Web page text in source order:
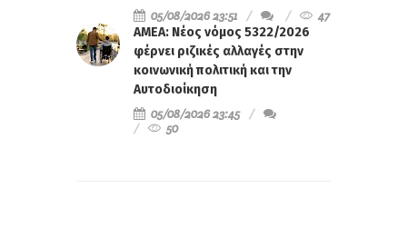
05/08/2026 23:51
47
ΑΜΕΑ: Νέος νόμος 5322/2026
φέρνει ριζικές αλλαγές στην
κοινωνική πολιτική και την
Αυτοδιοίκηση
05/08/2026 23:45
50